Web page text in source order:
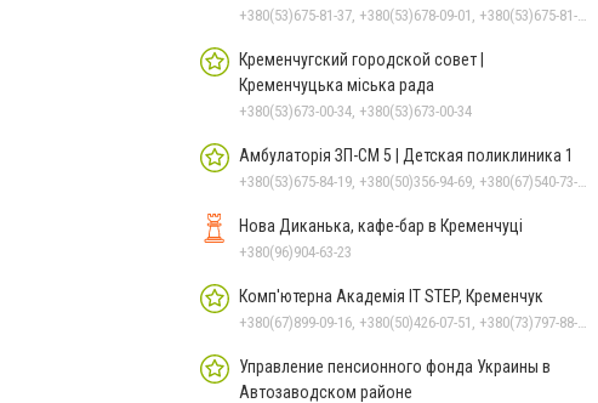
+380(53)675-81-37, +380(53)678-09-01, +380(53)675-81-32, +380(53)675-81-40, +380(53)675-81-33, +380(53)675-81-38, +380(53)675-81-31, +380(53)678-08-87
Кременчугский городской совет |
Кременчуцька міська рада
+380(53)673-00-34, +380(53)673-00-34
Амбулаторія ЗП-СМ 5 | Детская поликлиника 1
+380(53)675-84-19, +380(50)356-94-69, +380(67)540-73-87
Нова Диканька, кафе-бар в Кременчуці
+380(96)904-63-23
Комп'ютерна Академія IT STEP, Кременчук
+380(67)899-09-16, +380(50)426-07-51, +380(73)797-88-17
Управление пенсионного фонда Украины в
Автозаводском районе